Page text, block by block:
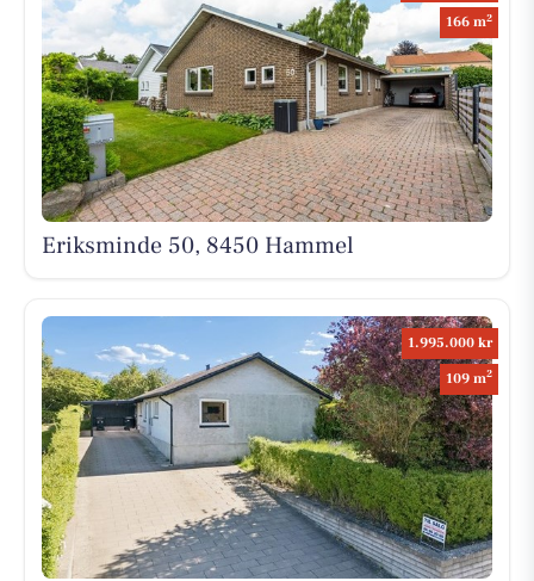
166 m2
Eriksminde 50, 8450 Hammel
1.995.000 kr
109 m2